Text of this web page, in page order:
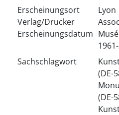
Erscheinungsort
Verlag/Drucker
Erscheinungsdatum
Lyon
Sachschlagwort
(DE-
(DE-